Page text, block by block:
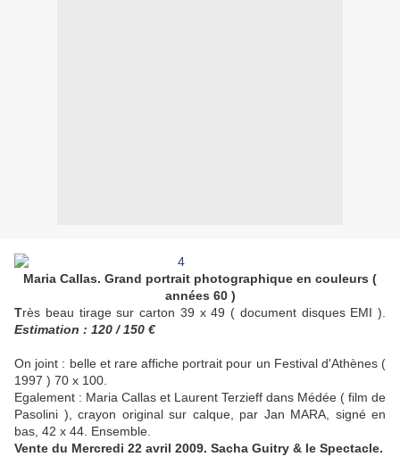
Maria Callas. Grand portrait photographique en couleurs (
années 60 )
Très beau tirage sur carton 39 x 49 ( document disques EMI ).
Estimation : 120 / 150 €
On joint : belle et rare affiche portrait pour un Festival d'Athènes (
1997 ) 70 x 100.
Egalement : Maria Callas et Laurent Terzieff dans Médée ( film de
Pasolini ), crayon original sur calque, par Jan MARA, signé en
bas, 42 x 44. Ensemble.
Vente du Mercredi 22 avril 2009. Sacha Guitry & le Spectacle.